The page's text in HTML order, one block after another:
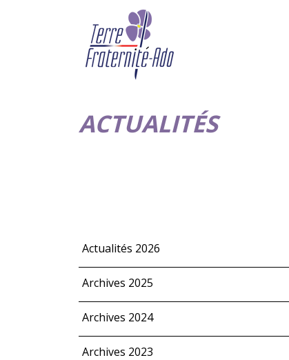
ACTUALITÉS
Actualités 2026
Archives 2025
Archives 2024
Archives 2023